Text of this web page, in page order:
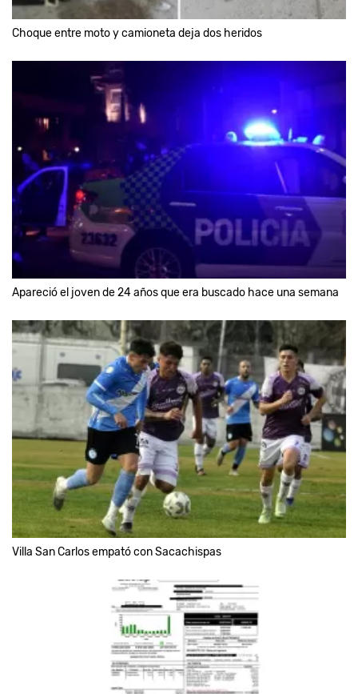
Choque entre moto y camioneta deja dos heridos
Apareció el joven de 24 años que era buscado hace una semana
Villa San Carlos empató con Sacachispas